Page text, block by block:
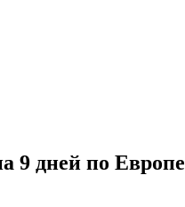
9 дней по Европе